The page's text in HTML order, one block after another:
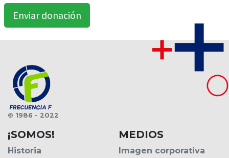
© 1986 - 2022
¡SOMOS!
Historia
MEDIOS
Imagen corporativa